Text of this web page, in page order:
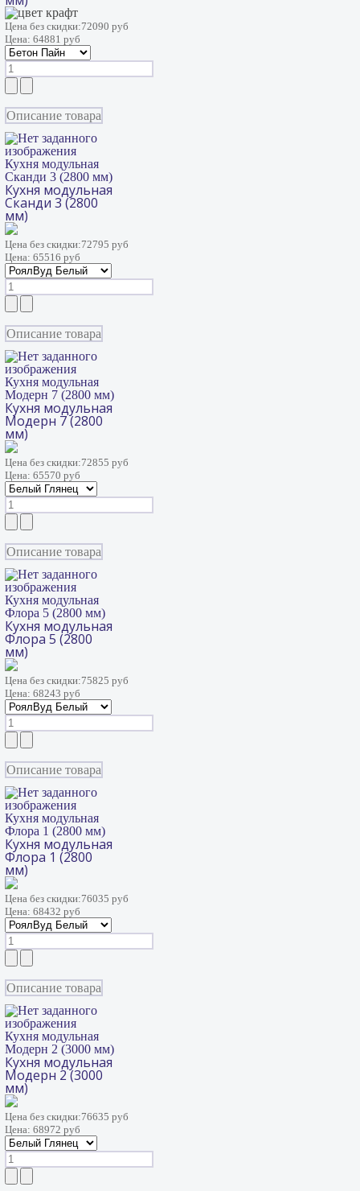
Цена без скидки:72090 руб
Цена: 64881 руб
Описание товара
Кухня модульная
Сканди 3 (2800 мм)
Кухня модульная
Сканди 3 (2800
мм)
Цена без скидки:72795 руб
Цена: 65516 руб
Описание товара
Кухня модульная
Модерн 7 (2800 мм)
Кухня модульная
Модерн 7 (2800
мм)
Цена без скидки:72855 руб
Цена: 65570 руб
Описание товара
Кухня модульная
Флора 5 (2800 мм)
Кухня модульная
Флора 5 (2800
мм)
Цена без скидки:75825 руб
Цена: 68243 руб
Описание товара
Кухня модульная
Флора 1 (2800 мм)
Кухня модульная
Флора 1 (2800
мм)
Цена без скидки:76035 руб
Цена: 68432 руб
Описание товара
Кухня модульная
Модерн 2 (3000 мм)
Кухня модульная
Модерн 2 (3000
мм)
Цена без скидки:76635 руб
Цена: 68972 руб